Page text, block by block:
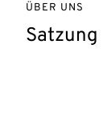
Satzung
ÜBER UNS